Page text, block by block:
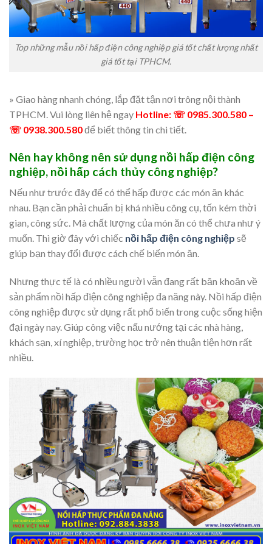
Top những mẫu nồi hấp điện công nghiệp giá tốt chất lượng nhất
giá tốt tại TPHCM.
» Giao hàng nhanh chóng, lắp đặt tận nơi trông nội thành
TPHCM. Vui lòng liên hệ ngay Hotline: ☏ 0985.300.580 –
☏ 0938.300.580để biết thông tin chi tiết.
Nên hay không nên sử dụng nồi hấp điện công
nghiệp, nồi hấp cách thủy công nghiệp?
Nếu như trước đây để có thể hấp được các món ăn khác
nhau. Bạn cần phải chuẩn bị khá nhiều công cụ, tốn kém thời
gian, công sức. Mà chất lượng của món ăn có thể chưa như ý
muốn. Thì giờ đây với chiếc nồi hấp điện công nghiệp sẽ
giúp bạn thay đổi được cách chế biến món ăn.
Nhưng thực tế là có nhiều người vẫn đang rất băn khoăn về
sản phẩm nồi hấp điện công nghiệp đa năng này. Nồi hấp điện
công nghiệp được sử dụng rất phổ biến trong cuộc sống hiện
đại ngày nay. Giúp công việc nấu nướng tại các nhà hàng,
khách sạn, xí nghiệp, trường học trở nên thuận tiện hơn rất
nhiều.